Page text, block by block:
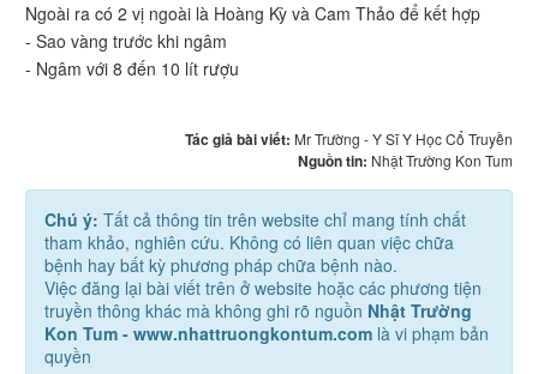
Ngoài ra có 2 vị ngoài là Hoàng Kỳ và Cam Thảo để kết hợp
- Sao vàng trước khi ngâm
- Ngâm với 8 đến 10 lít rượu
Tác giả bài viết: Mr Trường - Y Sĩ Y Học Cổ Truyền
Nguồn tin: Nhật Trường Kon Tum
Chú ý: Tất cả thông tin trên website chỉ mang tính chất
tham khảo, nghiên cứu. Không có liên quan việc chữa
bệnh hay bất kỳ phương pháp chữa bệnh nào.
Việc đăng lại bài viết trên ở website hoặc các phương tiện
truyền thông khác mà không ghi rõ nguồn Nhật Trường
Kon Tum - www.nhattruongkontum.com là vi phạm bản
quyền